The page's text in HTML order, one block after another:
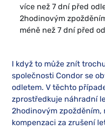
více než 7 dní před
2hodinovým
méně než 7 dní před
I když to může znít
společnosti Condor se
odletem. V těchto
zprostředkuje náhradní
2hodinovým zpožděním,
kompenzaci za zrušení